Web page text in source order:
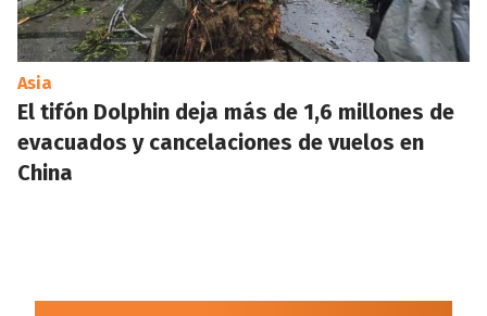
Asia
El tifón Dolphin deja más de 1,6 millones de
evacuados y cancelaciones de vuelos en
China